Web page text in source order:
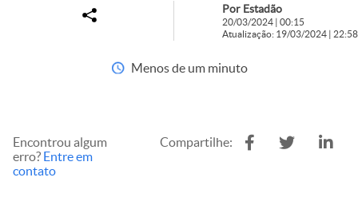
Por Estadão
20/03/2024 | 00:15
Atualização: 19/03/2024 | 22:58
Menos de um minuto
Encontrou algum
erro? Entre em
contato
Compartilhe: